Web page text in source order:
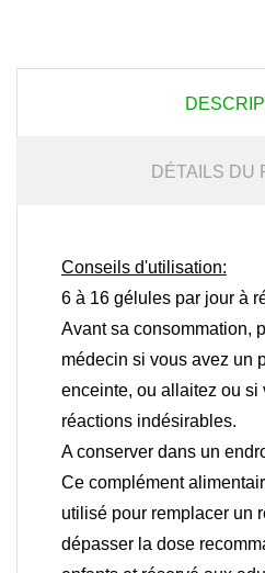
DÉTAILS DU
Conseils d'utilisation:
6 à 16 gélules par jour à
Avant sa consommation,
médecin si vous avez un
enceinte, ou allaitez ou si
réactions indésirables.
A conserver dans un
Ce complément
utilisé pour remplacer un
dépasser la dose